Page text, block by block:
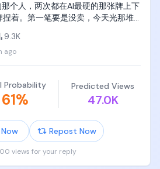
个人，两次都在AI最硬的那张牌上下
着。第一笔要是没卖，今天光那堆
的人赚的——这课他学了两遍，还在
9.3K
ago
Probability
61%
Predicted Views
47.0K
Repost Now
views for your reply